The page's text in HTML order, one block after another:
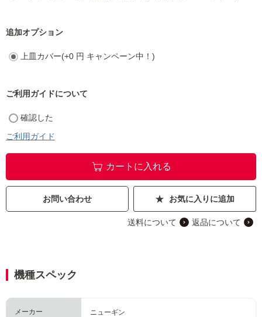
追加オプション
上皿カバー(+0 円 キャンペーン中！)
ご利用ガイドについて
確認した
ご利用ガイド
カートに入れる
お問い合わせ お気に入りに追加
送料について 返品について
機種スペック
メーカー ニューギン